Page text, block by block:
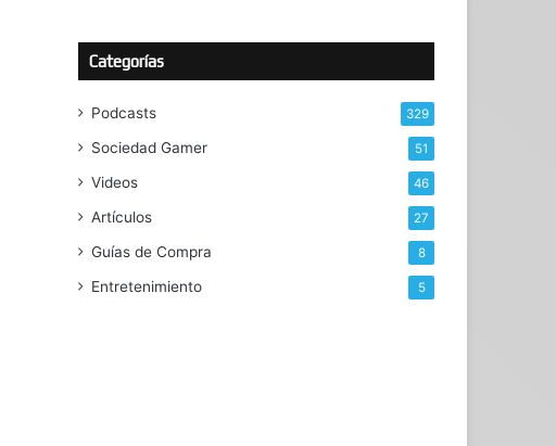
Categorías
Podcasts 329
Sociedad Gamer 51
Videos 46
Artículos 27
Guías de Compra 8
Entretenimiento 5